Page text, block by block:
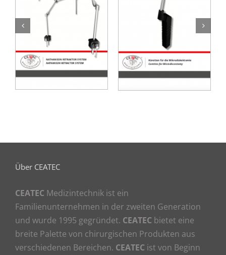
Mikro Küretten für
die Diskektomie
McC Retraktor
Über CEATEC
CEATEC Medizintechnik ist ein
Familienunternehmen in der zweiten Generation
und wurde 1995 gegründet. CEATEC bietet eine
breite Palette von chirurgischen Produkten aus
verschiedenen Bereichen. CEATEC ist von Beginn